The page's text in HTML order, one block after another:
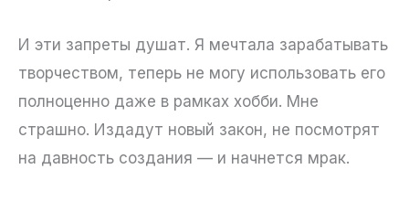
И эти запреты душат. Я мечтала зарабатывать
творчеством, теперь не могу использовать его
полноценно даже в рамках хобби. Мне
страшно. Издадут новый закон, не посмотрят
на давность создания — и начнется мрак.